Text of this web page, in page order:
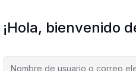
¡Hola, bienvenido